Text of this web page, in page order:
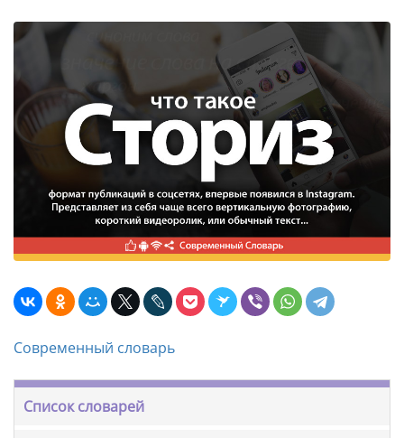
Современный словарь
Список словарей